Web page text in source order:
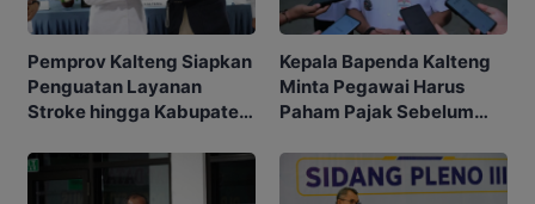
Pemprov Kalteng Siapkan
Penguatan Layanan
Stroke hingga Kabupaten
Kepala Bapenda Kalteng
Minta Pegawai Harus
Paham Pajak Sebelum